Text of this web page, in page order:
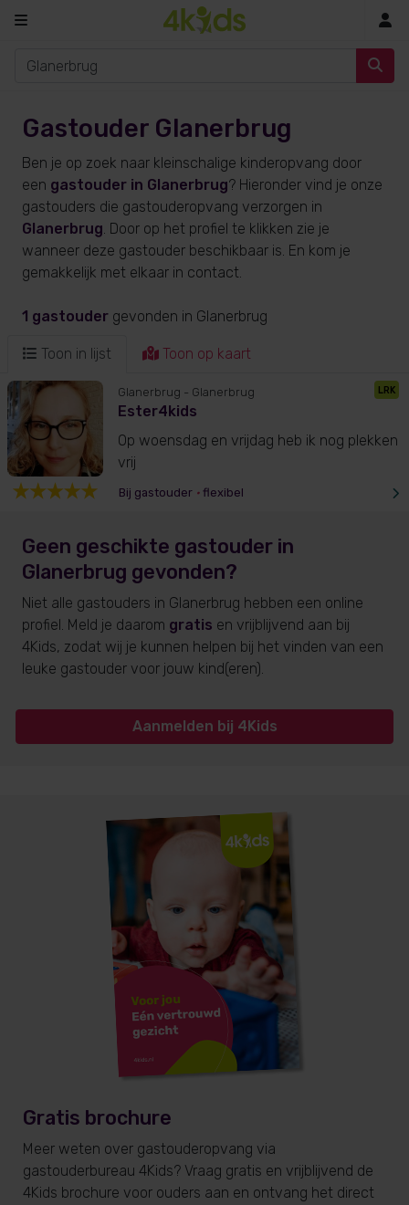
Gastouder Glanerbrug
Ben je op zoek naar kleinschalige kinderopvang door
een gastouder in Glanerbrug? Hieronder vind je onze
gastouders die gastouderopvang verzorgen in
Glanerbrug. Door op het profiel te klikken zie je
wanneer deze gastouder beschikbaar is. En kom je
gemakkelijk met elkaar in contact.
1 gastouder gevonden in Glanerbrug
Toon in lijst Toon op kaart
LRK
Glanerbrug - Glanerbrug
Ester4kids
Op woensdag en vrijdag heb ik nog plekken
vrij
Bij gastouder •flexibel
Geen geschikte gastouder in
Glanerbrug gevonden?
Niet alle gastouders in Glanerbrug hebben een online
profiel. Meld je daarom gratis en vrijblijvend aan bij
4Kids, zodat wij je kunnen helpen bij het vinden van een
leuke gastouder voor jouw kind(eren).
Aanmelden bij 4Kids
Gratis brochure
Meer weten over gastouderopvang via
gastouderbureau 4Kids? Vraag gratis en vrijblijvend de
4Kids brochure voor ouders aan en ontvang het direct